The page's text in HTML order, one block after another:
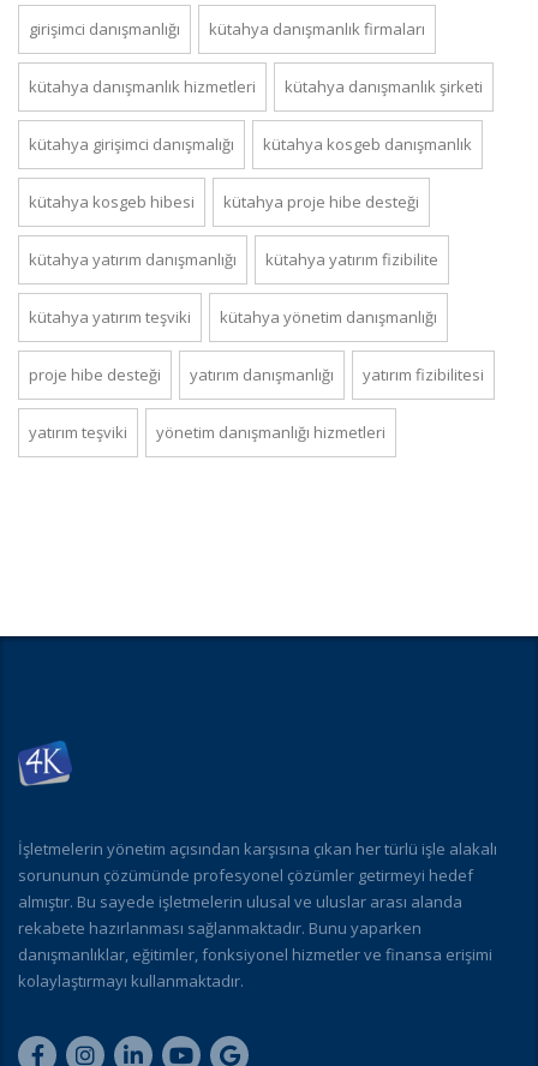
girişimci danışmanlığı kütahya danışmanlık firmaları
kütahya danışmanlık hizmetleri kütahya danışmanlık şirketi
kütahya girişimci danışmalığı kütahya kosgeb danışmanlık
kütahya kosgeb hibesi kütahya proje hibe desteği
kütahya yatırım danışmanlığı kütahya yatırım fizibilite
kütahya yatırım teşviki kütahya yönetim danışmanlığı
proje hibe desteği yatırım danışmanlığı yatırım fizibilitesi
yatırım teşviki yönetim danışmanlığı hizmetleri
İşletmelerin yönetim açısından karşısına çıkan her türlü işle alakalı
sorununun çözümünde profesyonel çözümler getirmeyi hedef
almıştır. Bu sayede işletmelerin ulusal ve uluslar arası alanda
rekabete hazırlanması sağlanmaktadır. Bunu yaparken
danışmanlıklar, eğitimler, fonksiyonel hizmetler ve finansa erişimi
kolaylaştırmayı kullanmaktadır.